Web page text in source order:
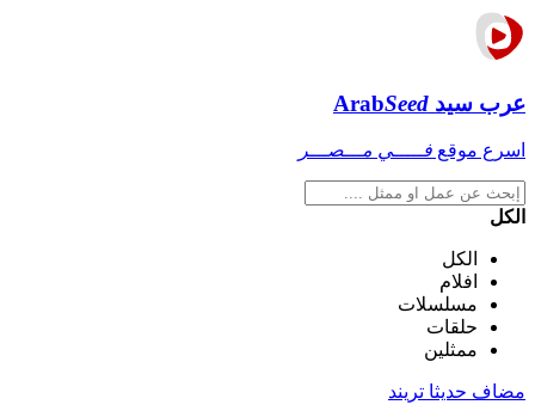
عرب سيد ArabSeed
اسرع موقع فـــــي مـــصـــر
الكل
الكل
افلام
مسلسلات
حلقات
ممثلين
مضاف حديثا تريند